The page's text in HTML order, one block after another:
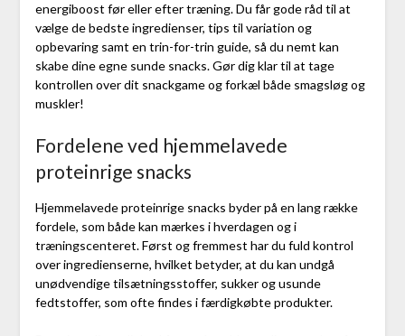
energiboost før eller efter træning. Du får gode råd til at
vælge de bedste ingredienser, tips til variation og
opbevaring samt en trin-for-trin guide, så du nemt kan
skabe dine egne sunde snacks. Gør dig klar til at tage
kontrollen over dit snackgame og forkæl både smagsløg og
muskler!
Fordelene ved hjemmelavede
proteinrige snacks
Hjemmelavede proteinrige snacks byder på en lang række
fordele, som både kan mærkes i hverdagen og i
træningscenteret. Først og fremmest har du fuld kontrol
over ingredienserne, hvilket betyder, at du kan undgå
unødvendige tilsætningsstoffer, sukker og usunde
fedtstoffer, som ofte findes i færdigkøbte produkter.